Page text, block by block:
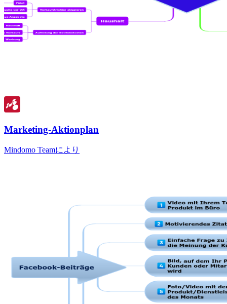
Marketing-Aktionplan
Mindomo Teamにより